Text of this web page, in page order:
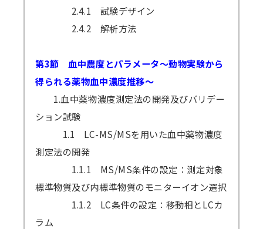
2.4.1 試験デザイン
2.4.2 解析方法
第3節 血中農度とパラメータ～動物実験から
得られる薬物血中濃度推移～
1.血中薬物濃度測定法の開発及びバリデー
ション試験
1.1 LC-MS/MSを用いた血中薬物濃度
測定法の開発
1.1.1 MS/MS条件の設定：測定対象
標準物質及び内標準物質のモニターイオン選択
1.1.2 LC条件の設定：移動相とLCカ
ラム